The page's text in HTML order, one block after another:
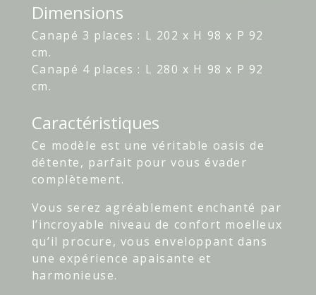
Dimensions
Canapé 3 places : L 202 x H 98 x P 92
cm.
Canapé 4 places : L 280 x H 98 x P 92
cm.
Caractéristiques
Ce modèle est une véritable oasis de
détente, parfait pour vous évader
complètement.
Vous serez agréablement enchanté par
l’incroyable niveau de confort moelleux
qu’il procure, vous enveloppant dans
une expérience apaisante et
harmonieuse.